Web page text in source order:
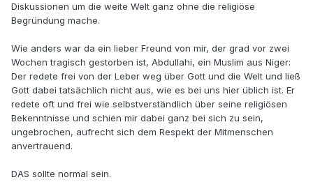
Diskussionen um die weite Welt ganz ohne die religiöse
Begründung mache.
Wie anders war da ein lieber Freund von mir, der grad vor zwei
Wochen tragisch gestorben ist, Abdullahi, ein Muslim aus Niger:
Der redete frei von der Leber weg über Gott und die Welt und ließ
Gott dabei tatsächlich nicht aus, wie es bei uns hier üblich ist. Er
redete oft und frei wie selbstverständlich über seine religiösen
Bekenntnisse und schien mir dabei ganz bei sich zu sein,
ungebrochen, aufrecht sich dem Respekt der Mitmenschen
anvertrauend.
DAS sollte normal sein.